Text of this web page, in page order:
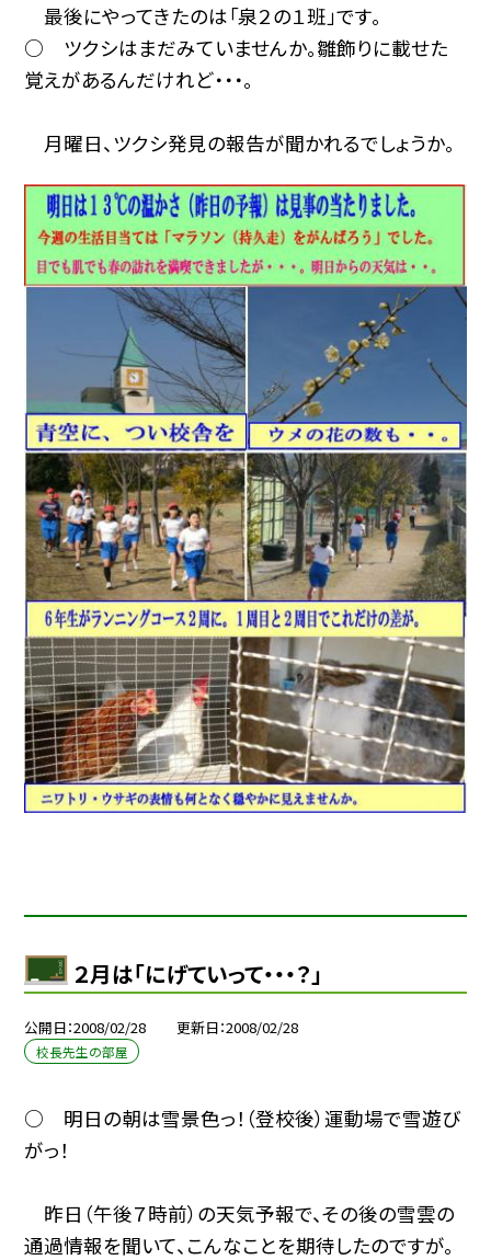
最後にやってきたのは「泉２の１班」です。
○ ツクシはまだみていませんか。雛飾りに載せた
覚えがあるんだけれど・・・。
月曜日、ツクシ発見の報告が聞かれるでしょうか。
２月は「にげていって・・・？」
公開日 2008/02/28 更新日 2008/02/28
校長先生の部屋
○ 明日の朝は雪景色っ！（登校後）運動場で雪遊び
がっ！
昨日（午後７時前）の天気予報で、その後の雪雲の
通過情報を聞いて、こんなことを期待したのですが。